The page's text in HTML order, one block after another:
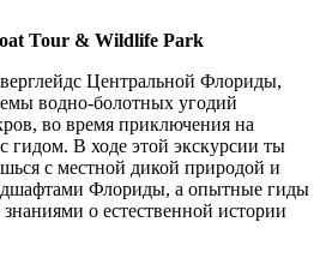
Tour & Wildlife Park
Центральной Флориды,
водно-болотных угодий
во время приключения на
гидом. В ходе этой экскурсии ты
с местной дикой природой и
Флориды, а опытные гиды
знаниями о естественной истории